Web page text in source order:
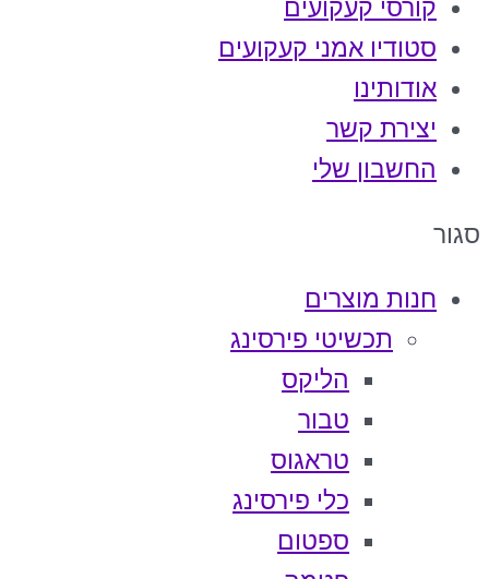
קורסי קעקועים
סטודיו אמני קעקועים
אודותינו
יצירת קשר
החשבון שלי
סגור
חנות מוצרים
תכשיטי פירסינג
הליקס
טבור
טראגוס
כלי פירסינג
ספטום